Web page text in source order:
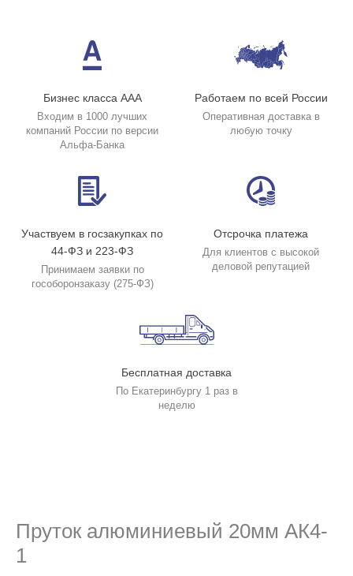
Бизнес класса ААА
Входим в 1000 лучших
компаний России по версии
Альфа-Банка
Работаем по всей России
Оперативная доставка в
любую точку
Участвуем в госзакупках по
44-ФЗ и 223-ФЗ
Принимаем заявки по
гособоронзаказу (275-ФЗ)
Отсрочка платежа
Для клиентов с высокой
деловой репутацией
Бесплатная доставка
По Екатеринбургу 1 раз в
неделю
Пруток алюминиевый 20мм АК4-
1